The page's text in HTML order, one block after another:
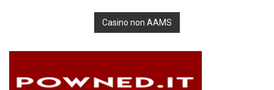
Casino non AAMS